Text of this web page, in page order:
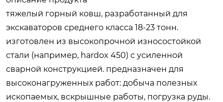
тяжелый горный ковш, разработанный для
экскаваторов среднего класса 18-23 тонн.
изготовлен из высокопрочной износостойкой
стали (например, hardox 450) с усиленной
сварной конструкцией. предназначен для
высоконагруженных работ: добыча полезных
ископаемых, вскрышные работы, погрузка руды.